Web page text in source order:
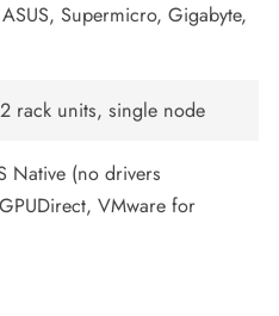
Supermicro, Gigabyte,
2 rack units, single node
Native (no drivers
VMware for